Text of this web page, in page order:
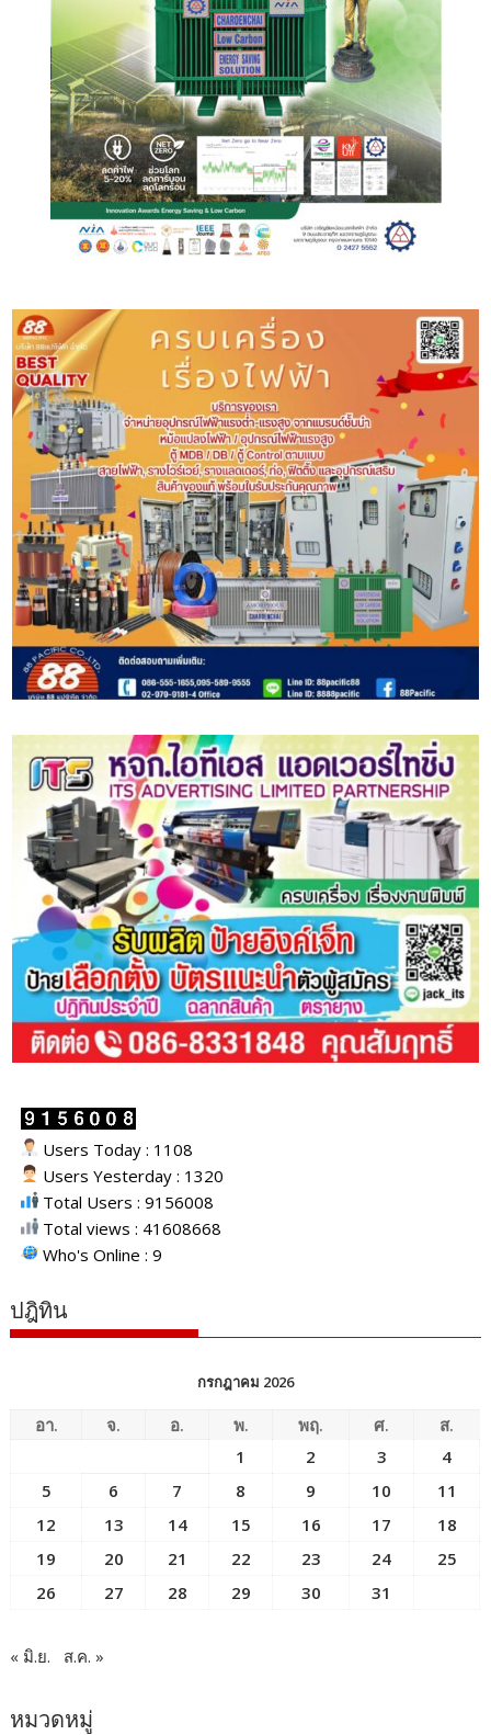
Users Today : 1108
Users Yesterday : 1320
Total Users : 9156008
Total views : 41608668
Who's Online : 9
ปฎิทิน
กรกฎาคม 2026
อา. จ. อ. พ. พฤ. ศ.
ส.
1
2 3
4
5
6 7 8 9 10
11
12
13 14 15 16 17
18
19
20 21 22 23 24
25
26
27 28 29 30 31
« มิ.ย. ส.ค. »
หมวดหมู่